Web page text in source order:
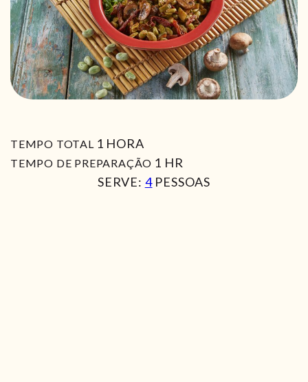
TEMPO TOTAL 1 HORA
HORA
TEMPO DE PREPARAÇÃO 1 HORA
HR
SERVE: 4 PESSOAS